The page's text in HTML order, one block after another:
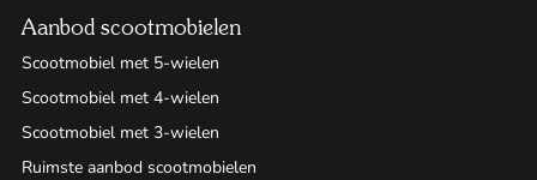
Aanbod scootmobielen
Scootmobiel met 5-wielen
Scootmobiel met 4-wielen
Scootmobiel met 3-wielen
Ruimste aanbod scootmobielen